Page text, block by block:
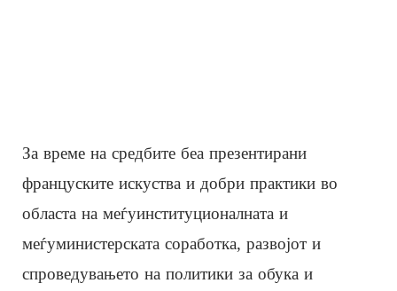
За време на средбите беа презентирани
француските искуства и добри практики во
областа на меѓуинституционалната и
меѓуминистерската соработка, развојот и
спроведувањето на политики за обука и